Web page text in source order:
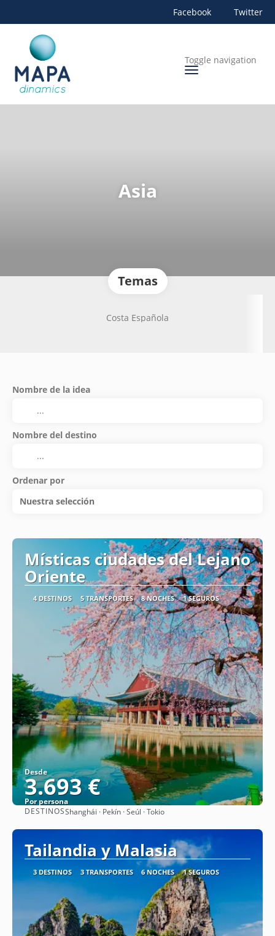
Facebook Twitter
Toggle navigation
Asia
Temas
Costa Española
Nombre de la idea
Nombre del destino
Ordenar por
Nuestra selección
Místicas ciudades del Lejano
Oriente
4 DESTINOS 5 TRANSPORTES 8 NOCHES 1 SEGUROS
Desde
3.693 €
Por persona
Ver
DESTINOSShanghái · Pekín · Seúl · Tokio
Tailandia y Malasia
3 DESTINOS 3 TRANSPORTES 6 NOCHES 1 SEGUROS